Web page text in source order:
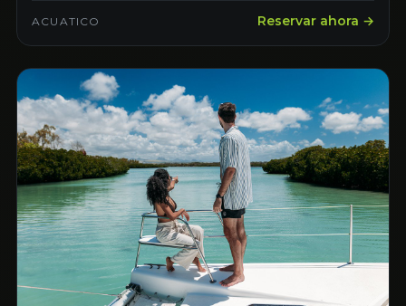
ACUATICO Reservar ahora →